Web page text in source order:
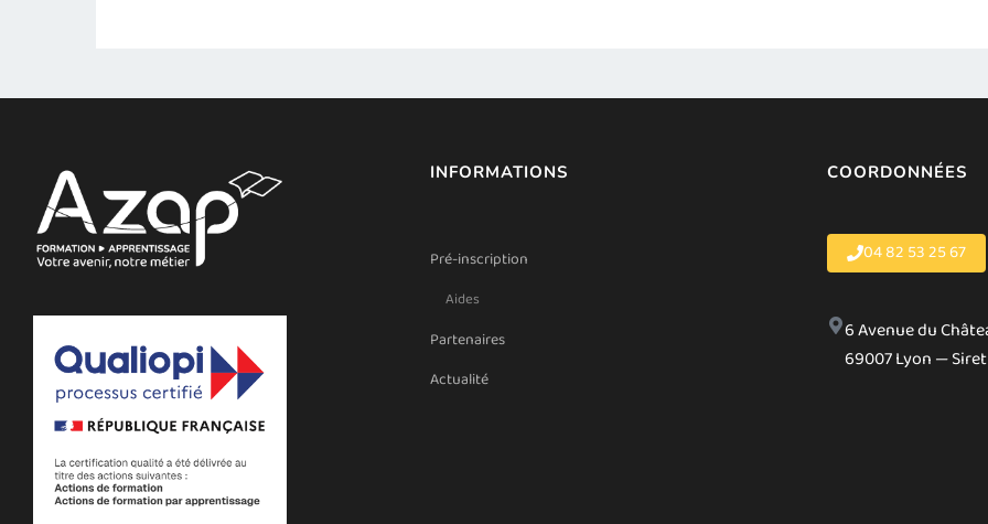
INFORMATIONS
Pré-inscription
Aides
Partenaires
Actualité
COORDONNÉES
04 82 53 25 67
6 Avenue du
69007 Lyon —